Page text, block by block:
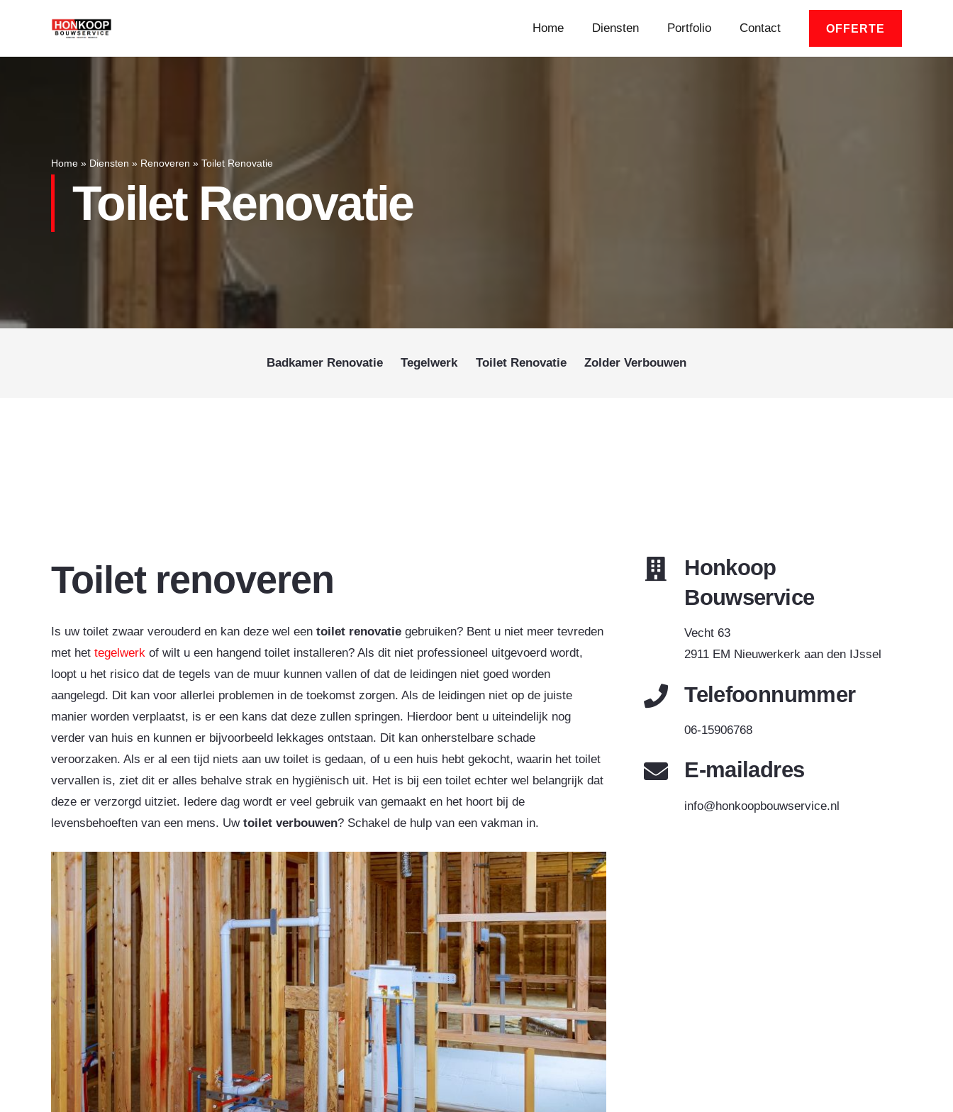
Home Diensten Portfolio Contact OFFERTE
Home » Diensten » Renoveren » Toilet Renovatie
Toilet Renovatie
Badkamer Renovatie Tegelwerk Toilet Renovatie Zolder Verbouwen
Toilet renoveren
Is uw toilet zwaar verouderd en kan deze wel een toilet renovatie gebruiken? Bent u niet meer tevreden
met het tegelwerk of wilt u een hangend toilet installeren? Als dit niet professioneel uitgevoerd wordt,
loopt u het risico dat de tegels van de muur kunnen vallen of dat de leidingen niet goed worden
aangelegd. Dit kan voor allerlei problemen in de toekomst zorgen. Als de leidingen niet op de juiste
manier worden verplaatst, is er een kans dat deze zullen springen. Hierdoor bent u uiteindelijk nog
verder van huis en kunnen er bijvoorbeeld lekkages ontstaan. Dit kan onherstelbare schade
veroorzaken. Als er al een tijd niets aan uw toilet is gedaan, of u een huis hebt gekocht, waarin het toilet
vervallen is, ziet dit er alles behalve strak en hygiënisch uit. Het is bij een toilet echter wel belangrijk dat
deze er verzorgd uitziet. Iedere dag wordt er veel gebruik van gemaakt en het hoort bij de
levensbehoeften van een mens. Uw toilet verbouwen? Schakel de hulp van een vakman in.
Honkoop
Bouwservice
Vecht 63
2911 EM Nieuwerkerk aan den IJssel
Telefoonnummer
06-15906768
E-mailadres
info@honkoopbouwservice.nl